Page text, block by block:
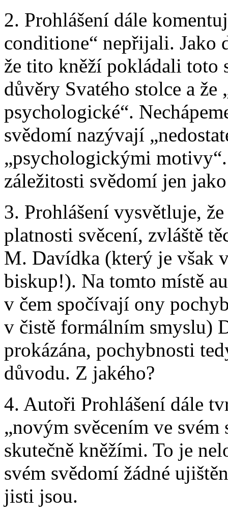
2. Prohlášení dále
conditione“ nepřijali. Jako
že tito kněží pokládali toto
důvěry Svatého stolce a
psychologické“.
svědomí nazývají
„psychologickými
záležitosti svědomí jen
3. Prohlášení vysvětluje,
platnosti svěcení, zvláště
M. Davídka (který je však
biskup!). Na tomto místě
v čem spočívají ony
v čistě formálním smyslu)
prokázána, pochybnosti
důvodu. Z jakého?
4. Autoři Prohlášení dále
„novým svěcením ve
skutečně kněžími. To je
svém svědomí žádné
jisti jsou.